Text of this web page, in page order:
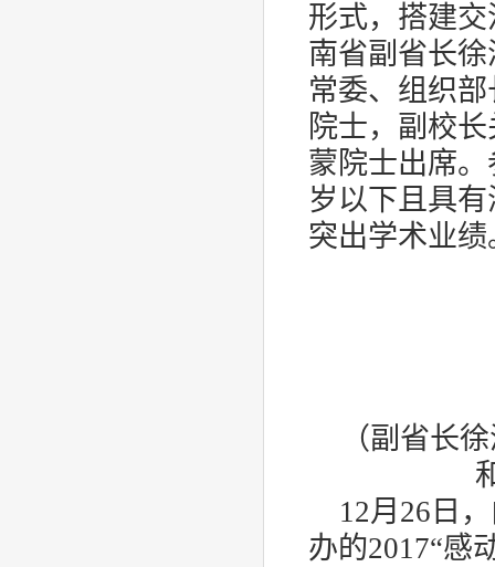
形式，搭建
南省副省长
常委、组织
院士，副校
蒙院士出席
岁以下且具
突出学术业绩
（副省长
12月 26 日
办的2017“感